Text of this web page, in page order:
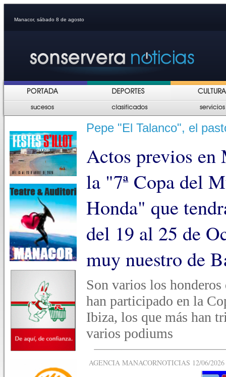
Manacor, sábado 8 de agosto
Pepe "El Talanco", el
Actos previos en
la "7ª Copa del
Honda" que
del 19 al 25 de
muy nuestro de
Son varios los
han participado en la
Ibiza, los que más han
varios podiums
AGENCIA MANACORNOTICIAS 12/06/